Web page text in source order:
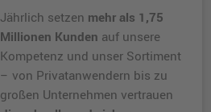
Jährlich setzen mehr als 1,75
Millionen Kunden auf unsere
Kompetenz und unser Sortiment
– von Privatanwendern bis zu
großen Unternehmen vertrauen